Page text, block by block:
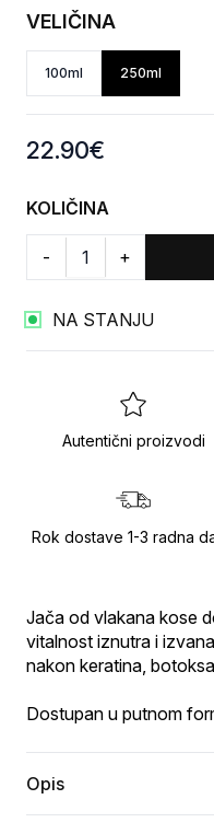
VELIČINA
100ml 250ml
Product information
22.90€
KOLIČINA
- +
NA STANJU
Autentični proizvodi
Rok dostave 1-3 radna
Jača od vlakana kose
vitalnost iznutra i
nakon keratina,
Dostupan u putnom
Opis